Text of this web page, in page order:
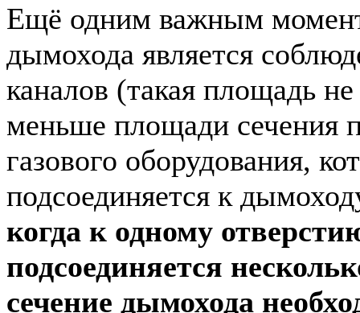
Ещё одним важным
дымохода является
каналов (такая площадь
меньше площади сечения
газового оборудования,
подсоединяется к
когда к одному
подсоединяется
сечение дымохода